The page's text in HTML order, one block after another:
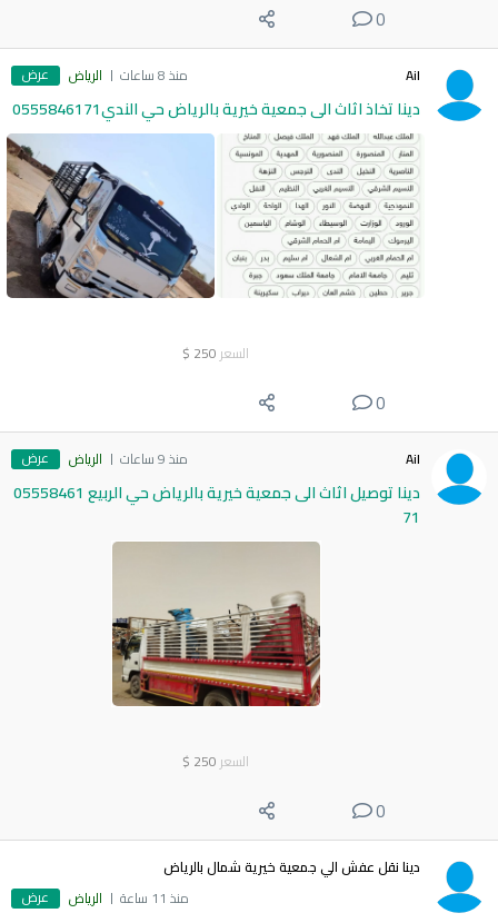
0
Ail منذ 8 ساعات الرياض عرض
دينا تخاذ اثاث الى جمعية خيرية بالرياض حي الندي0555846171
السعر 250
$
0
Ail منذ 9 ساعات الرياض عرض
دينا توصيل اثاث الى جمعية خيرية بالرياض حي الربيع 05558461
71
السعر 250
$
0
دينا نقل عفش الي جمعية خيرية شمال بالرياض
منذ 11 ساعة
الرياض عرض